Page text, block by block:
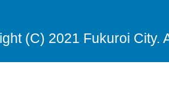
(C) 2021 Fukuroi City.